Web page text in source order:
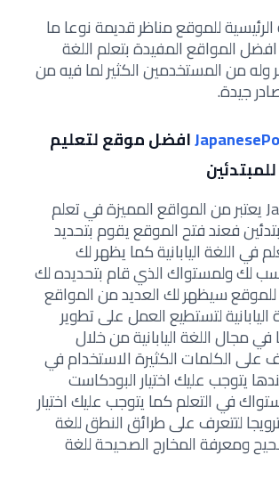
للموقع مناظر قديمة نوعا ما
المواقع المفيدة بتعلم اللغة
وله من المستخدمين الكثير لما فيه من
جيدة.
افضل موقع لتعليم
للمبتدئين
JapanesePod101 يعتبر من المواقع المميزة في تعلم
فعند فتح الموقع يقوم بتحديد
في اللغة اليابانية كما يظهر لك
لك ولمستواك الذي قام بتحديده لك
سيظهر لك العديد من المواقع
اليابانية لتستطيع العمل على تطوير
مجال اللغة اليابانية من خلال
على الكلمات الكثيرة الاستخدام في
يتوجب عليك اختيار البودكاست
في التعلم كما يتوجب عليك اختيار
لتتعرف على طرائق النطق للغة
ومعرفة المخارج الصحيحة للغة